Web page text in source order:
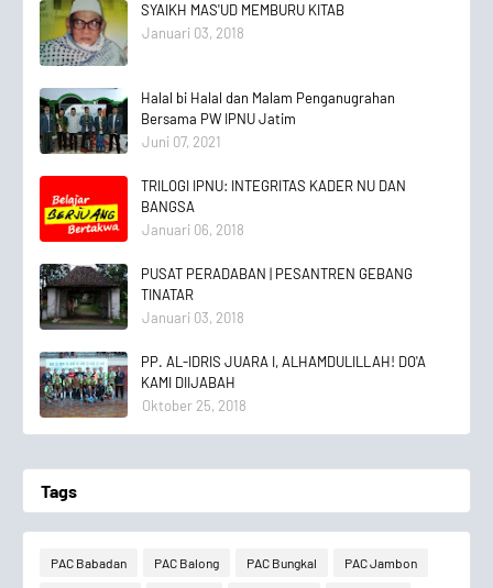
SYAIKH MAS'UD MEMBURU KITAB
Januari 03, 2018
Halal bi Halal dan Malam Penganugrahan
Bersama PW IPNU Jatim
Juni 07, 2021
TRILOGI IPNU: INTEGRITAS KADER NU DAN
BANGSA
Januari 06, 2018
PUSAT PERADABAN | PESANTREN GEBANG
TINATAR
Januari 03, 2018
PP. AL-IDRIS JUARA I, ALHAMDULILLAH! DO'A
KAMI DIIJABAH
Oktober 25, 2018
Tags
PAC Babadan PAC Balong PAC Bungkal PAC Jambon